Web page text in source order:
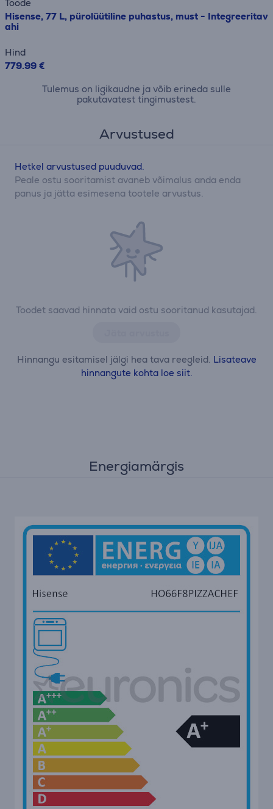
Toode
Hisense, 77 L, pürolüütiline puhastus, must - Integreeritav
ahi
Hind
779.99 €
Tulemus on ligikaudne ja võib erineda sulle
pakutavatest tingimustest.
Arvustused
Toodet saavad hinnata vaid ostu sooritanud kasutajad.
Hinnangu esitamisel jälgi hea tava reegleid. Lisateave
hinnangute kohta loe siit.
Hetkel arvustused puuduvad.
Peale ostu sooritamist avaneb võimalus anda enda
panus ja jätta esimesena tootele arvustus.
Energiamärgis